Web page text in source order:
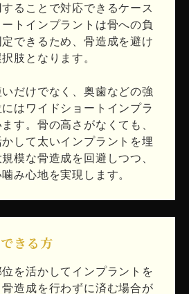
ることで対応できるケース
トインプラントは骨への負
できるため、骨造成を避け
肢となります。
だけでなく、奥歯などの強
はワイドショートインプラ
す。骨の高さがなくても、
して太いインプラントを埋
模な骨造成を回避しつつ、
み心地を実現します。
きる方
を活かしてインプラントを
造成を行わずに済む場合が